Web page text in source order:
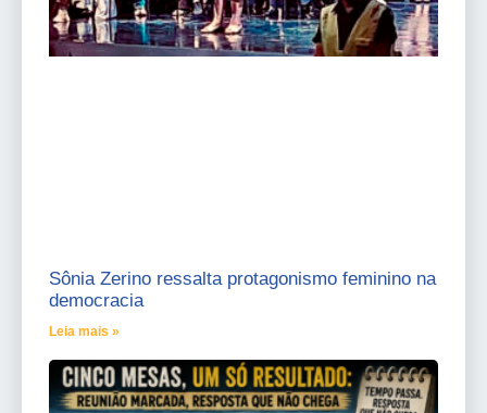
Sônia Zerino ressalta protagonismo feminino na
democracia
Leia mais »